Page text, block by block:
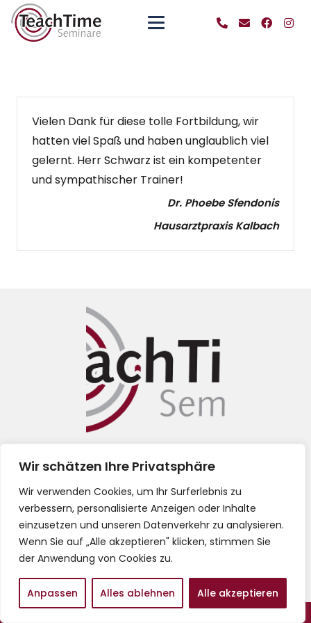
Wir schätzen Ihre Privatsphäre
Wir verwenden Cookies, um Ihr Surferlebnis zu
verbessern, personalisierte Anzeigen oder Inhalte
einzusetzen und unseren Datenverkehr zu analysieren.
Wenn Sie auf „Alle akzeptieren" klicken, stimmen Sie
der Anwendung von Cookies zu.
Anpassen Alles ablehnen Alle akzeptieren
Vielen Dank für diese tolle Fortbildung, wir
hatten viel Spaß und haben unglaublich viel
gelernt. Herr Schwarz ist ein kompetenter
und sympathischer Trainer!
Dr. Phoebe Sfendonis
Hausarztpraxis Kalbach
Impressum
Datenschutz
AGB